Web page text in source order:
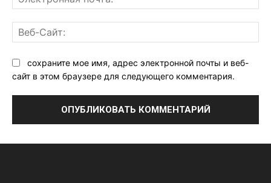
сохраните мое имя, адрес электронной почты и веб-
сайт в этом браузере для следующего комментария.